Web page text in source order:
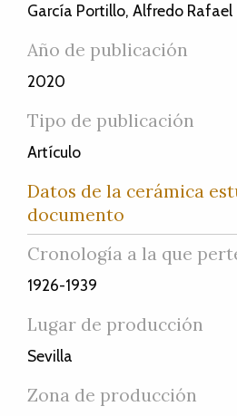
García Portillo, Alfredo Rafael
Año de publicación
2020
Tipo de publicación
Artículo
Datos de la cerámica
documento
Cronología a la que
1926-1939
Lugar de producción
Sevilla
Zona de producción